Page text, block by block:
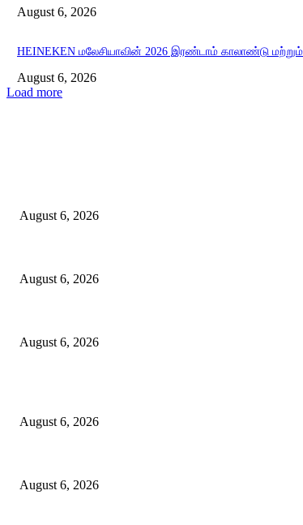
August 6, 2026
HEINEKEN மலேசியாவின் 2026 இரண்டாம் காலாண்டு
August 6, 2026
Load more
August 6, 2026
August 6, 2026
August 6, 2026
August 6, 2026
August 6, 2026